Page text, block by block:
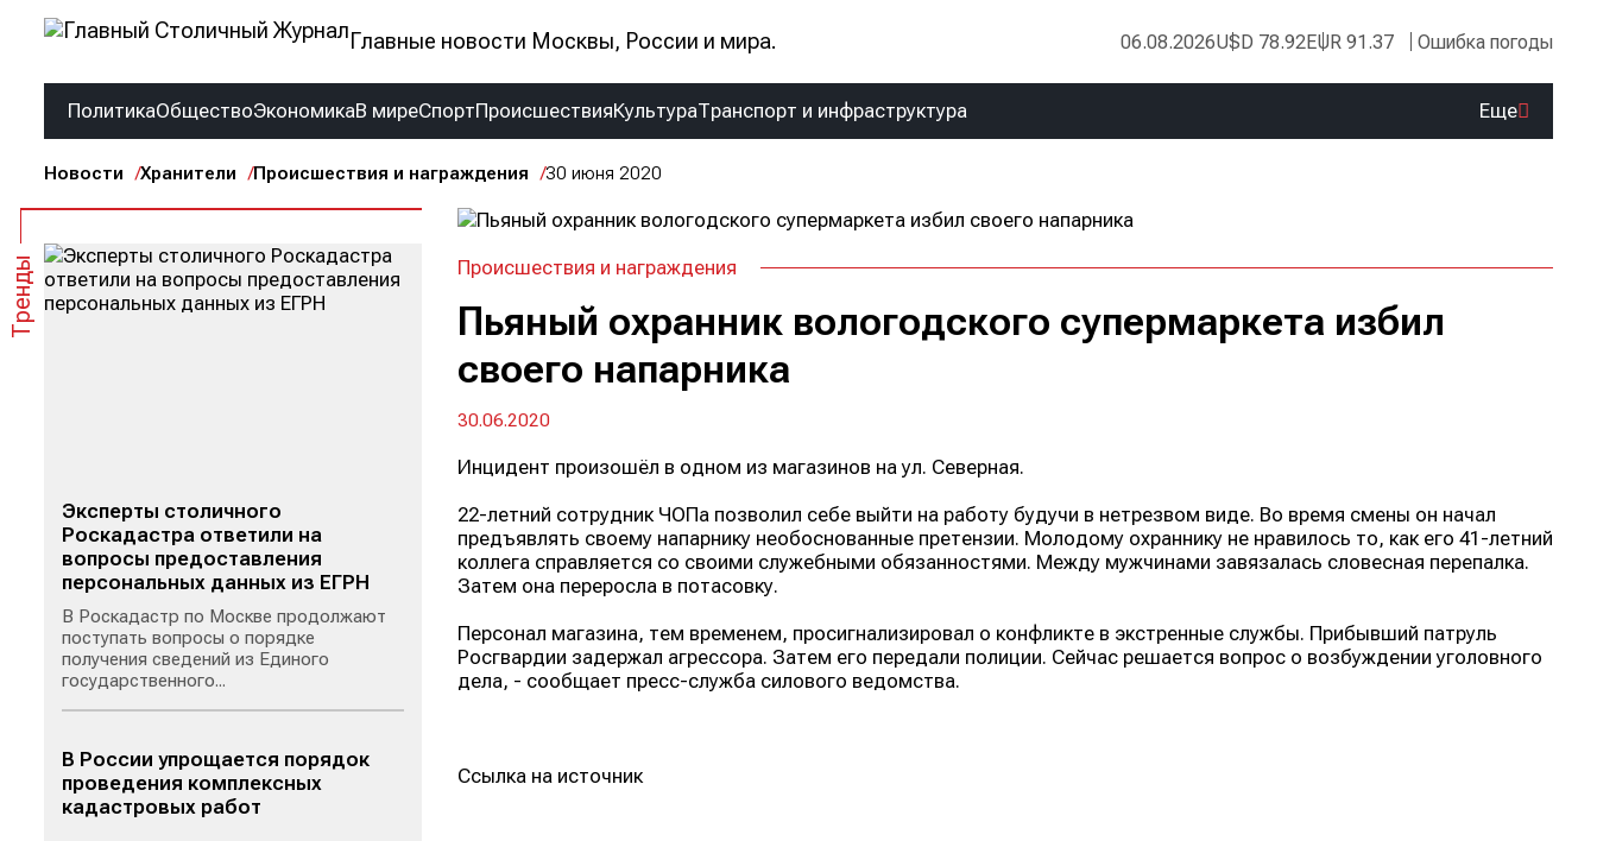
Главные новости Москвы, России и мира. 06.08.2026USD 78.92EUR 91.37 Ошибка погоды
ПолитикаОбществоЭкономикаВ миреСпортПроисшествияКультураТранспорт и инфраструктура Еще
Новости Хранители Происшествия и награждения 30 июня 2020
Происшествия и награждения
Пьяный охранник вологодского супермаркета избил
своего напарника
30.06.2020
Инцидент произошёл в одном из магазинов на ул. Северная.
22-летний сотрудник ЧОПа позволил себе выйти на работу будучи в нетрезвом виде. Во время смены он начал
предъявлять своему напарнику необоснованные претензии. Молодому охраннику не нравилось то, как его 41-летний
коллега справляется со своими служебными обязанностями. Между мужчинами завязалась словесная перепалка.
Затем она переросла в потасовку.
Персонал магазина, тем временем, просигнализировал о конфликте в экстренные службы. Прибывший патруль
Росгвардии задержал агрессора. Затем его передали полиции. Сейчас решается вопрос о возбуждении уголовного
дела, - сообщает пресс-служба силового ведомства.
Ссылка на источник
Тренды
Эксперты столичного
Роскадастра ответили на
вопросы предоставления
персональных данных из ЕГРН
В Роскадастр по Москве продолжают
поступать вопросы о порядке
получения сведений из Единого
государственного...
В России упрощается порядок
проведения комплексных
кадастровых работ